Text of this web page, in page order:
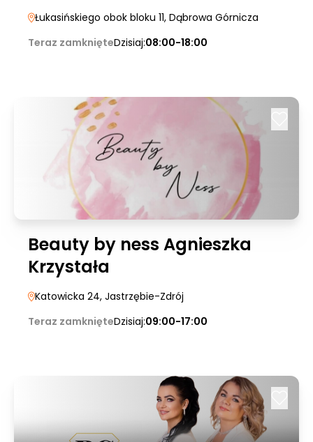
Łukasińskiego obok bloku 11, Dąbrowa Górnicza
Teraz zamknięteDzisiaj:08:00-18:00
Beauty by ness Agnieszka
Krzystała
Katowicka 24, Jastrzębie-Zdrój
Teraz zamknięteDzisiaj:09:00-17:00